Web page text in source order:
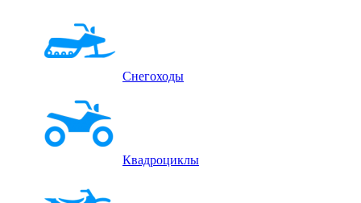
Снегоходы
Квадроциклы